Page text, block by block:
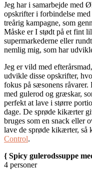
Jeg har i samarbejde med
opskrifter i forbindelse med
treårig kampagne, som
Måske er I stødt på et fint
supermarkederne eller
nemlig mig, som har
Jeg er vild med
udvikle disse opskrifter,
fokus på sæsonens
med gulerod og græskar,
perfekt at lave i større
dage. De sprøde kikærter
bruges som en snack eller
lave de sprøde kikærter, så
Control.
{ Spicy gulerodssuppe
4 personer